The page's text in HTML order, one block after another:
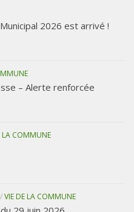
2026 est arrivé !
– Alerte renforcée
LA COMMUNE
/VIE DE LA COMMUNE